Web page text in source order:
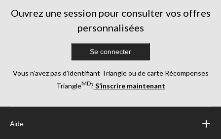
Ouvrez une session pour consulter vos offres
personnalisées
Se connecter
Vous n’avez pas d’identifiant Triangle ou de carte Récompenses
TriangleMD? S’inscrire maintenant
Aide